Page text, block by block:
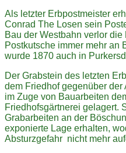
Als letzter Erbpostmeister
Conrad The Losen sein
Bau der Westbahn verlor
Postkutsche immer mehr an
wurde 1870 auch in
Der Grabstein des letzten
dem Friedhof gegenüber
im Zuge von Bauarbeiten
Friedhofsgärtnerei gelagert.
Grabarbeiten an der
exponierte Lage erhalten,
Absturzgefahr nicht mehr